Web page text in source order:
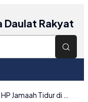
Daulat Rakyat